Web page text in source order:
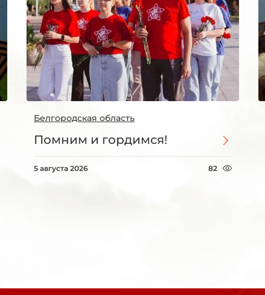
Белгородская область
Помним и гордимся!
5 августа 2026 82